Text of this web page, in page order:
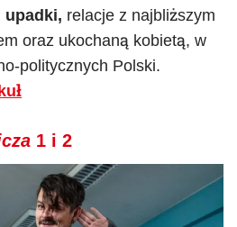
upadki, relacje z najbliższym
oraz ukochaną kobietą, w
politycznych Polski.
1 i 2